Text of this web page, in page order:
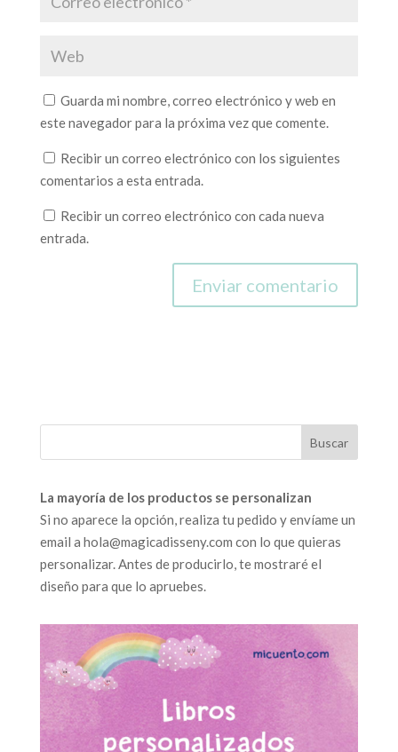
Guarda mi nombre, correo electrónico y web en
este navegador para la próxima vez que comente.
Recibir un correo electrónico con los siguientes
comentarios a esta entrada.
Recibir un correo electrónico con cada nueva
entrada.
La mayoría de los productos se personalizan
Si no aparece la opción, realiza tu pedido y envíame un
email a hola@magicadisseny.com con lo que quieras
personalizar. Antes de producirlo, te mostraré el
diseño para que lo apruebes.